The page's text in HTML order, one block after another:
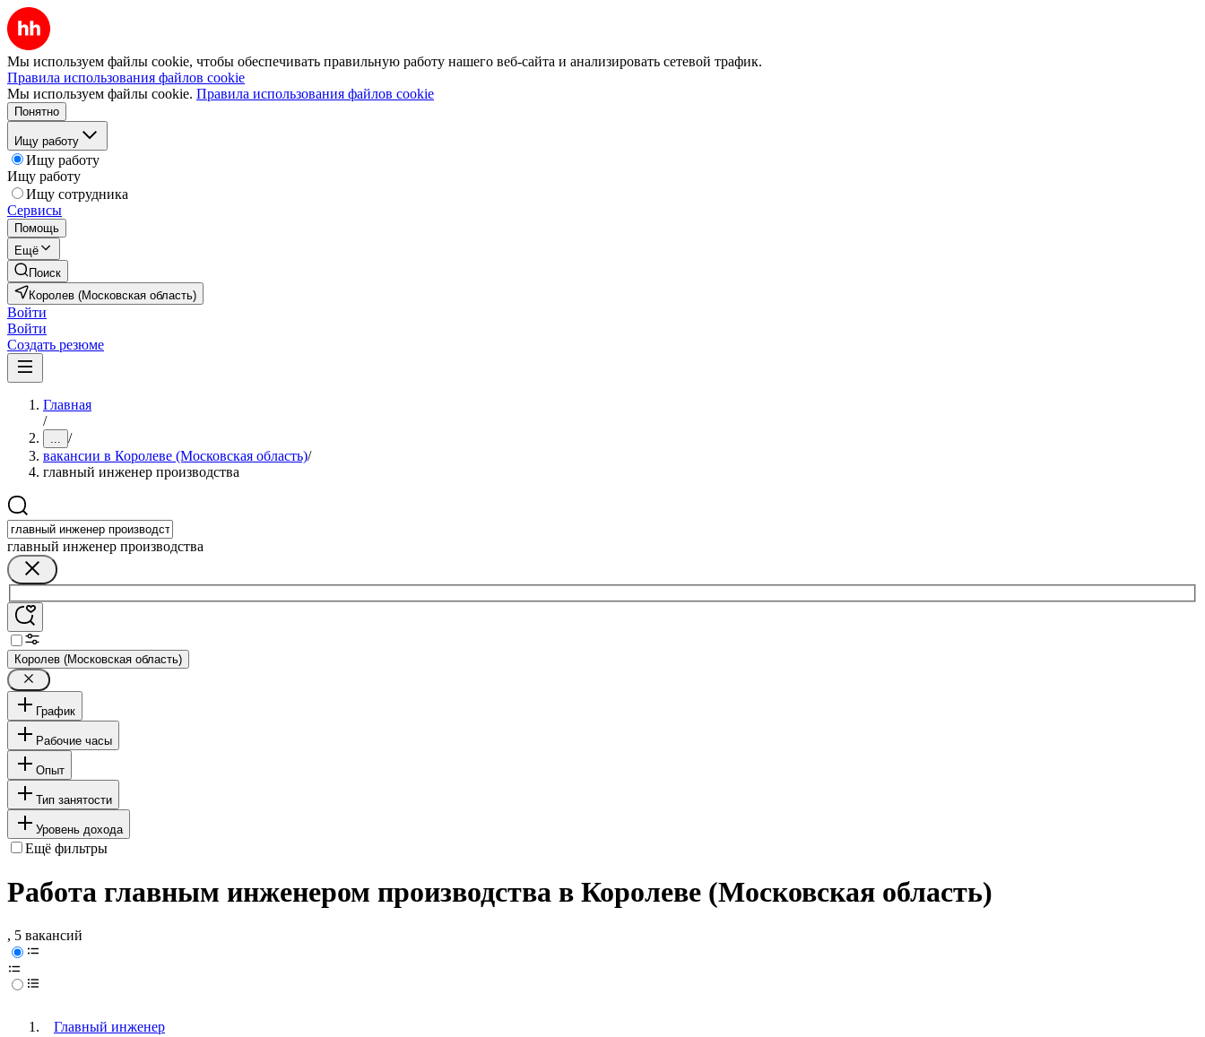
Мы используем файлы cookie, чтобы обеспечивать правильную работу нашего веб-сайта и анализировать сетевой трафик.
Правила использования файлов cookie
Мы используем файлы cookie. Правила использования файлов cookie
Понятно
Ищу работу
Ищу работу
Ищу работу
Ищу сотрудника
Сервисы
Помощь
Ещё
Поиск
Королев (Московская область)
Войти
Войти
Создать резюме
Главная
/
... /
вакансии в Королеве (Московская область)/
главный инженер производства
главный инженер производства
Королев (Московская область)
График
Рабочие часы
Опыт
Тип занятости
Уровень дохода
Ещё фильтры
Работа главным инженером производства в Королеве (Московская область)
, 5 вакансий
Главный инженер